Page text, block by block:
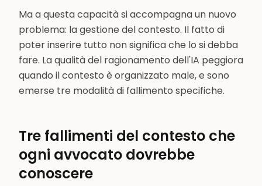
Ma a questa capacità si accompagna un nuovo
problema: la gestione del contesto. Il fatto di
poter inserire tutto non significa che lo si debba
fare. La qualità del ragionamento dell'IA peggiora
quando il contesto è organizzato male, e sono
emerse tre modalità di fallimento specifiche.
Tre fallimenti del contesto che
ogni avvocato dovrebbe
conoscere